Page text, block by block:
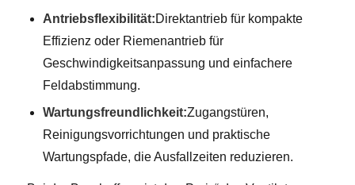
Antriebsflexibilität:Direktantrieb für kompakte
Effizienz oder Riemenantrieb für
Geschwindigkeitsanpassung und einfachere
Feldabstimmung.
Wartungsfreundlichkeit:Zugangstüren,
Reinigungsvorrichtungen und praktische
Wartungspfade, die Ausfallzeiten reduzieren.